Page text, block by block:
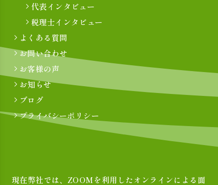
代表インタビュー
税理士インタビュー
よくある質問
お問い合わせ
お客様の声
お知らせ
ブログ
プライバシーポリシー
現在弊社では、ZOOMを利用したオンラインによる面